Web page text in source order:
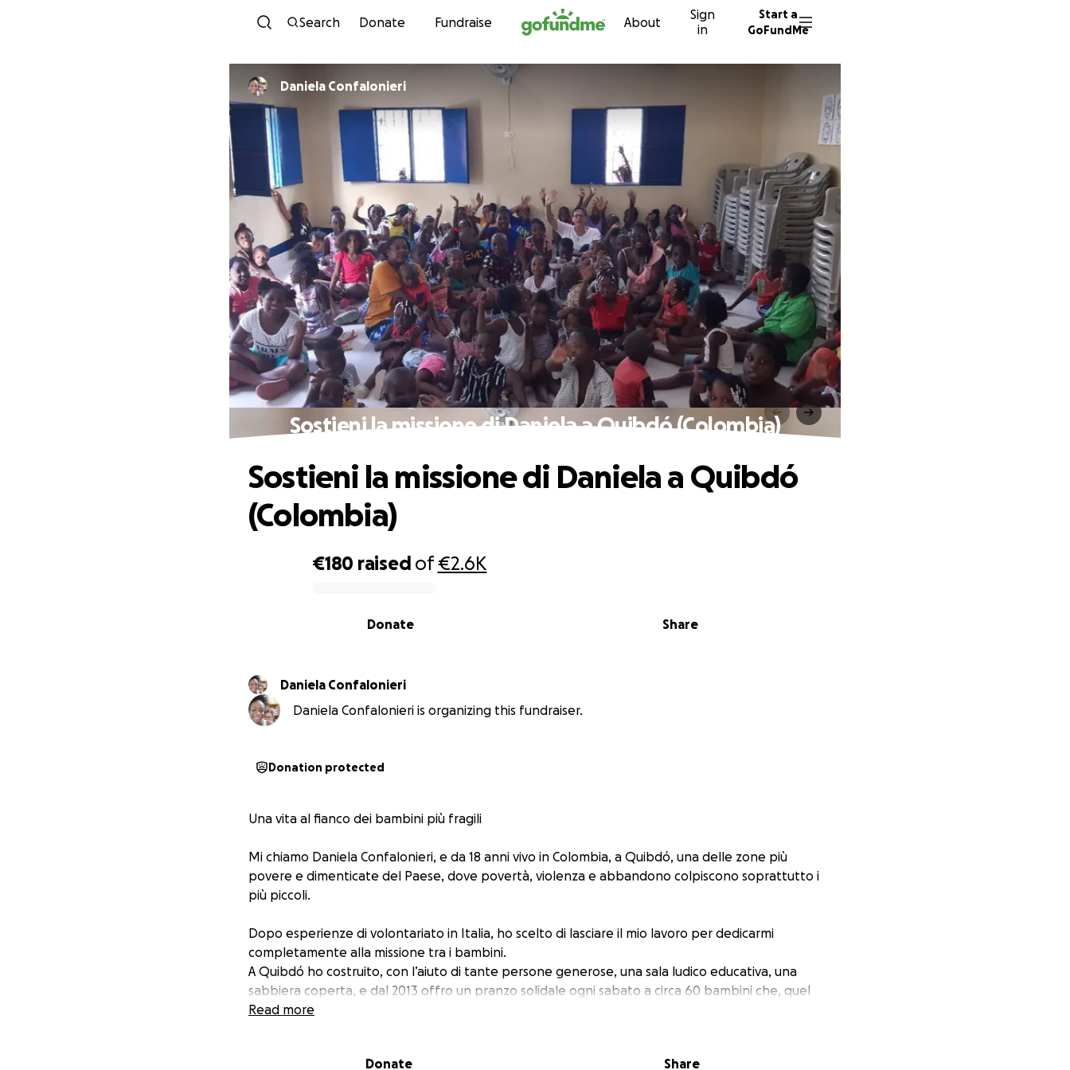
Skip to content
Search Donate Fundraise About
Sign
in
Start a
GoFundMe
Daniela Confalonieri
Sostieni la missione di Daniela a Quibdó (Colombia)
€180 raised of€2.6K
Share
Donate
Sostieni la missione di Daniela a Quibdó
(Colombia)
Daniela Confalonieri
Daniela Confalonieri is organizing this fundraiser.
Donation protected
Una vita al fianco dei bambini più fragili
Mi chiamo Daniela Confalonieri, e da 18 anni vivo in Colombia, a Quibdó, una delle zone più
povere e dimenticate del Paese, dove povertà, violenza e abbandono colpiscono soprattutto i
più piccoli.
Dopo esperienze di volontariato in Italia, ho scelto di lasciare il mio lavoro per dedicarmi
completamente alla missione tra i bambini.
A Quibdó ho costruito, con l’aiuto di tante persone generose, una sala ludico educativa, una
sabbiera coperta, e dal 2013 offro un pranzo solidale ogni sabato a circa 60 bambini che, quel
giorno, rischierebbero di non mangiare affatto.
Read more
Donate Share